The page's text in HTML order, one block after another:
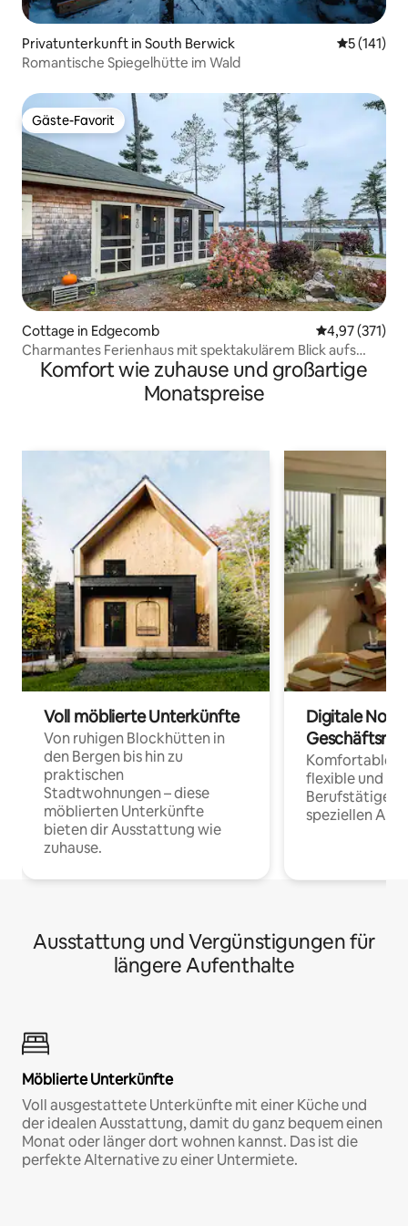
Privatunterkunft in South Berwick
5 (141)
Romantische Spiegelhütte im Wald
Gäste-Favorit
Gäste-Favorit
Cottage in Edgecomb
4,97 (371)
Charmantes Ferienhaus mit spektakulärem Blick aufs
Wasser
Komfort wie zuhause und großartige
Monatspreise
Voll möblierte Unterkünfte
Von ruhigen Blockhütten in
den Bergen bis hin zu
praktischen
Stadtwohnungen – diese
möblierten Unterkünfte
bieten dir Ausstattung wie
zuhause.
Digitale
Komfortable
flexible und
Berufstätige
speziellen
Ausstattung und Vergünstigungen für
längere Aufenthalte
Möblierte Unterkünfte
Voll ausgestattete Unterkünfte mit einer Küche und
der idealen Ausstattung, damit du ganz bequem einen
Monat oder länger dort wohnen kannst. Das ist die
perfekte Alternative zu einer Untermiete.